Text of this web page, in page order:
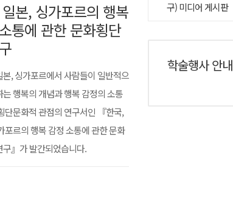
본, 싱가포르의 행복
통에 관한 문화횡단
본, 싱가포르에서 사람들이 일반적으
는 행복의 개념과 행복 감정의 소통
단문화적 관점의 연구서인 『한국,
포르의 행복 감정 소통에 관한 문화
구』가 발간되었습니다.
구) 미디어 게시판
학술행사 안내